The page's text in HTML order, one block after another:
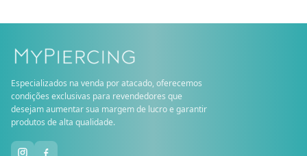
Especializados na venda por atacado, oferecemos
condições exclusivas para revendedores que
desejam aumentar sua margem de lucro e garantir
produtos de alta qualidade.